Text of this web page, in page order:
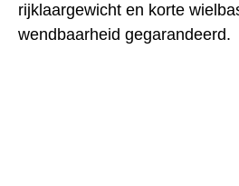
rijklaargewicht en korte
wendbaarheid gegarandeerd.